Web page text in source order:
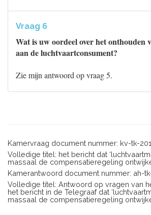
Vraag 6
Wat is uw oordeel over het onthouden
aan de luchtvaartconsument?
Zie mijn antwoord op vraag 5.
Kamervraag document nummer: kv-tk-
Volledige titel: het bericht dat
massaal de compensatieregeling
Kamerantwoord document nummer: ah-
Volledige titel: Antwoord op vragen van
het bericht in de Telegraaf dat
massaal de compensatieregeling